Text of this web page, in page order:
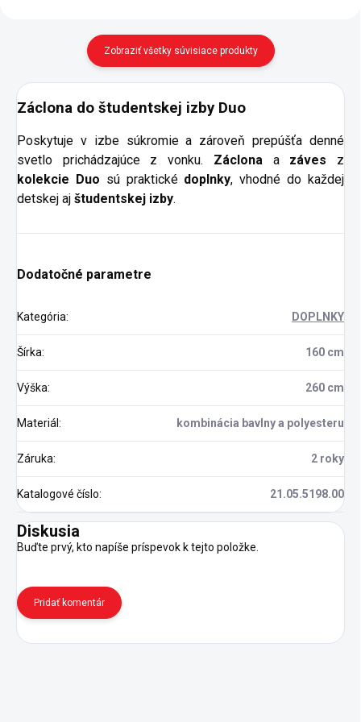
Zobraziť všetky súvisiace produkty
Záclona do študentskej izby Duo
Poskytuje v izbe súkromie a zároveň prepúšťa denné
svetlo prichádzajúce z vonku. Záclonaa záves z
kolekcie Duo sú praktické doplnky, vhodné do každej
detskej aj študentskej izby.
Dodatočné parametre
Kategória: DOPLNKY
Šírka: 160 cm
Výška: 260 cm
Materiál : kombinácia bavlny a polyesteru
Záruka: 2 roky
Katalogové číslo: 21.05.5198.00
Diskusia
Buďte prvý, kto napíše príspevok k tejto položke.
Pridať komentár